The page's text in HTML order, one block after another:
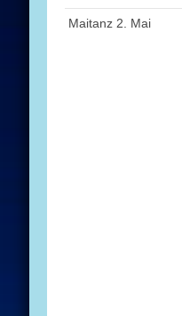
Maitanz 2. Mai